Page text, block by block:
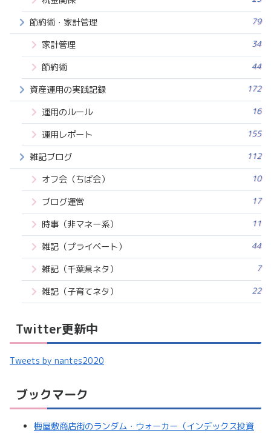
節約術・家計管理 79
家計管理 34
節約術 44
資産運用の実践記録 172
運用のルール 16
運用レポート 155
雑記ブログ 112
オフ会（ちば会） 10
ブログ運営 17
時事（非マネー系） 11
雑記（プライベート） 44
雑記（千葉県ネタ） 7
雑記（子育てネタ） 22
Twitter更新中
Tweets by nantes2020
ブックマーク
梅屋敷商店街のランダム・ウォーカー（インデックス投資